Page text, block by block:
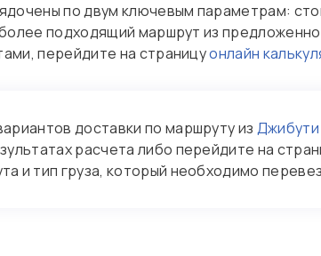
по двум ключевым параметрам:
подходящий маршрут из
перейдите на страницуонлайн
доставки по маршруту из Джибути
расчета либо перейдите на
и тип груза, который необходимо